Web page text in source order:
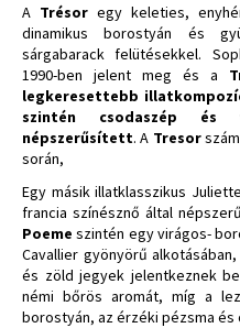
A Trésoregy keleties,
dinamikus borostyán és
sárgabarack felütésekkel.
1990-ben jelent meg és a
legkeresettebb
szintén csodaszép és
népszerűsített. A Tresor
során,
Egy másik illatklasszikus
francia színésznő által
Poemeszintén egy virágos-
Cavallier gyönyörű
és zöld jegyek jelentkeznek
némi bőrös aromát, míg a
borostyán, az érzéki pézsma és